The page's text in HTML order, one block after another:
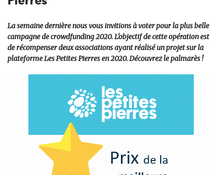
La semaine dernière nous vous invitions à voter pour la plus belle
campagne de crowdfunding 2020. L'objectif de cette opération est
de récompenser deux associations ayant réalisé un projet sur la
plateforme Les Petites Pierres en 2020. Découvrez le palmarès !